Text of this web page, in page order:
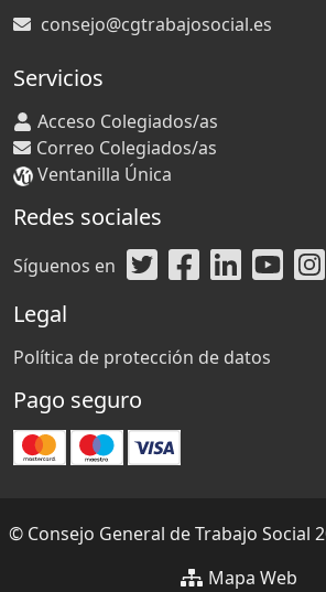
consejo@cgtrabajosocial.es
Servicios
Acceso Colegiados/as
Correo Colegiados/as
Ventanilla Única
Redes sociales
Síguenos en
Legal
Política de protección de datos
Pago seguro
© Consejo General de Trabajo Social
Mapa Web